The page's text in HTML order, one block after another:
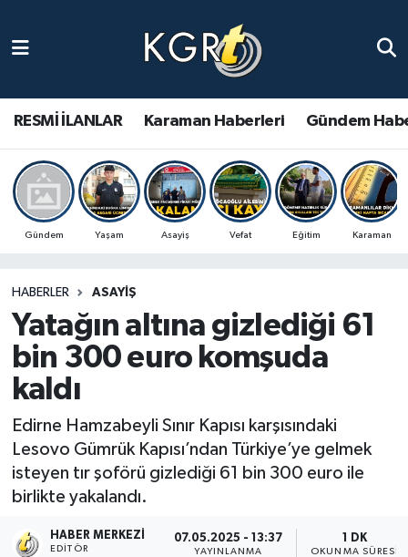
RESMİ İLANLAR Karaman Haberleri Gündem
Gündem Yaşam Asayiş Vefat Eğitim Karaman
HABERLER ASAYIŞ
Yatağın altına gizlediği 61
bin 300 euro komşuda
kaldı
Edirne Hamzabeyli Sınır Kapısı karşısındaki
Lesovo Gümrük Kapısı’ndan Türkiye’ye gelmek
isteyen tır şoförü gizlediği 61 bin 300 euro ile
birlikte yakalandı.
HABER MERKEZI
EDITÖR
07.05.2025 - 13:37
YAYINLANMA
1 DK
OKUNMA SÜRESI
Gündem Haberleri
Güncel Haberler
Spor Haberleri
Ulusal Haberler
Vefat Edenler